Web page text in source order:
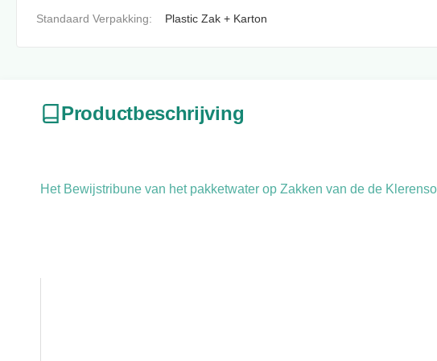
Standaard Verpakking: Plastic Zak + Karton
Productbeschrijving
Het Bewijstribune van het pakketwater op Zakken van de de